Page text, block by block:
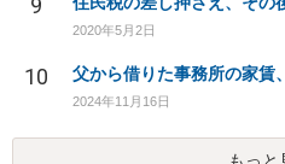
9
2020年5月2日
10 父から借りた事務所の家賃
2024年11月16日